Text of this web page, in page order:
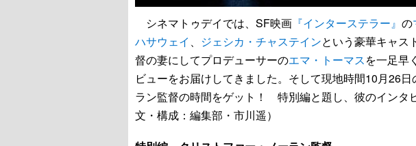
シネマトゥデイでは、SF映画 『インターステラー』 の
ハサウェイ 、 ジェシカ・チャステインという豪華キャス
督の妻にしてプロデューサーのエマ・トーマスを一足早
ビューをお届けしてきました。そして現地時間10月26
ラン監督の時間をゲット！ 特別編と題し、彼のインタ
文・構成：編集部・市川遥）